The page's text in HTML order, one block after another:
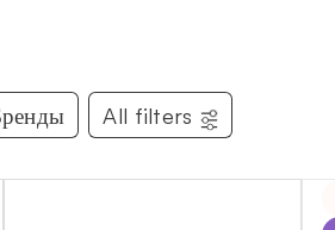
All filters